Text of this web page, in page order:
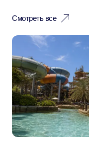
Смотреть все